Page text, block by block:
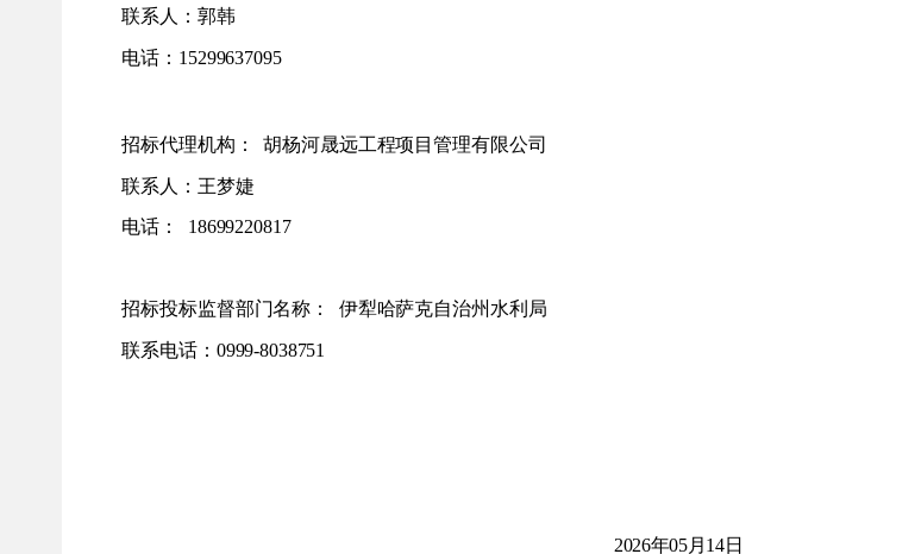
联系人：郭韩
电话： 15299637095
招标代理机构： 胡杨河晟远工程项目管理有限公司
联系人：王梦婕
电话： 18699220817
招标投标监督部门名称： 伊犁哈萨克自治州水利局
联系电话： 0999-8038751
2026年05月 14日